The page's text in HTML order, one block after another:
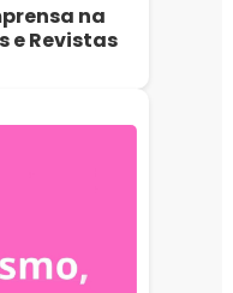
na
e Revistas